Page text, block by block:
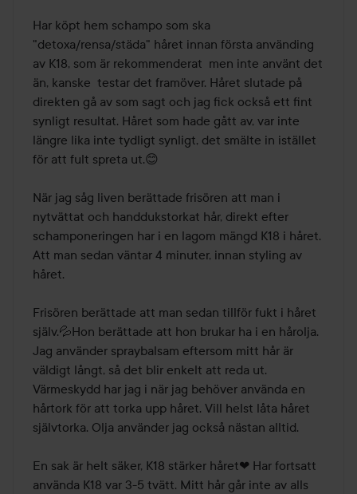
Har köpt hem schampo som ska
"detoxa/rensa/städa" håret innan första använding
av K18, som är rekommenderat  men inte använt det
än, kanske  testar det framöver. Håret slutade på
direkten gå av som sagt och jag fick också ett fint
synligt resultat. Håret som hade gått av, var inte
längre lika inte tydligt synligt, det smälte in istället
för att fult spreta ut.😊
När jag såg liven berättade frisören att man i
nytvättat och handdukstorkat hår, direkt efter
schamponeringen har i en lagom mängd K18 i håret.
Att man sedan väntar 4 minuter, innan styling av
håret.
Frisören berättade att man sedan tillför fukt i håret
själv.💦Hon berättade att hon brukar ha i en hårolja.
Jag använder spraybalsam eftersom mitt hår är
väldigt långt, så det blir enkelt att reda ut.
Värmeskydd har jag i när jag behöver använda en
hårtork för att torka upp håret. Vill helst låta håret
självtorka. Olja använder jag också nästan alltid.
En sak är helt säker, K18 stärker håret❤ Har fortsatt
använda K18 var 3-5 tvätt. Mitt hår går inte av alls